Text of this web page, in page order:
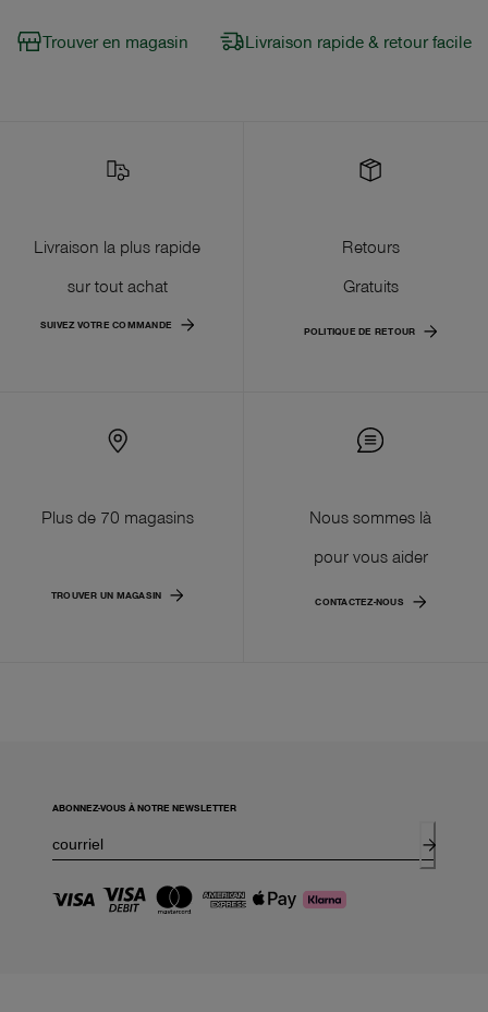
Trouver en magasin Livraison rapide & retour facile
Livraison la plus rapide
sur tout achat
SUIVEZ VOTRE COMMANDE
Retours
Gratuits
POLITIQUE DE RETOUR
Plus de 70 magasins
TROUVER UN MAGASIN
Nous sommes là
pour vous aider
CONTACTEZ-NOUS
ABONNEZ-VOUS À NOTRE NEWSLETTER